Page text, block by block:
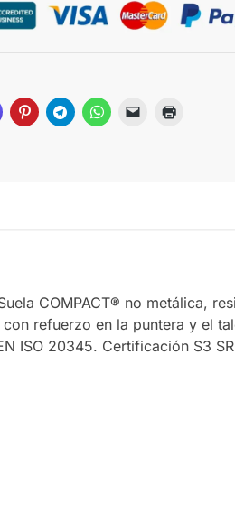
COMPACT® no metálica,
refuerzo en la puntera y el
ISO 20345. Certificación S3